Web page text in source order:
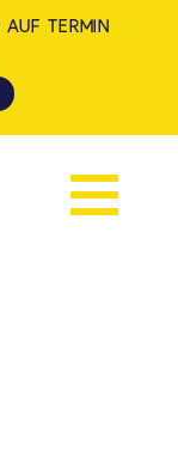
Navigation
AUF TERMIN